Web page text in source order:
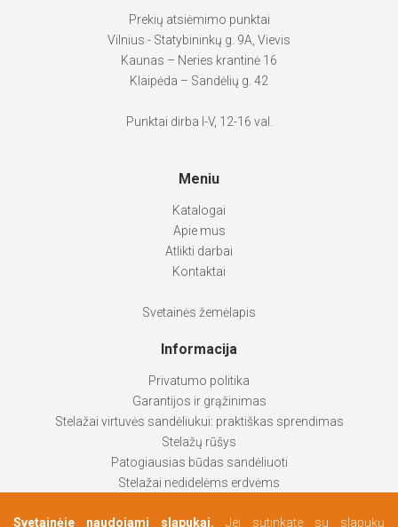
Prekių atsiėmimo punktai
Vilnius - Statybininkų g. 9A, Vievis
Kaunas – Neries krantinė 16
Klaipėda – Sandėlių g. 42
Punktai dirba I-V, 12-16 val.
Meniu
Katalogai
Apie mus
Atlikti darbai
Kontaktai
Svetainės žemėlapis
Informacija
Privatumo politika
Garantijos ir grąžinimas
Stelažai virtuvės sandėliukui: praktiškas sprendimas
Stelažų rūšys
Patogiausias būdas sandėliuoti
Stelažai nedidelėms erdvėms
Kaip pasirinkti labiausiai tinkantį produktą
Svetainėje naudojami slapukai. Jei sutinkate su slapukų